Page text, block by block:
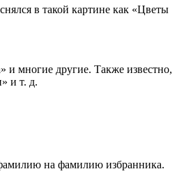
в такой картине как «Цветы
и многие другие. Также известно,
и т. д.
на фамилию избранника.